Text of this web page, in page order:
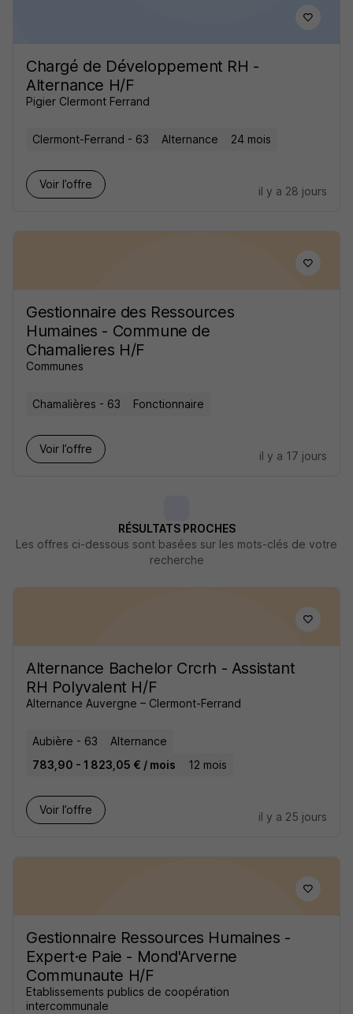
Chargé de Développement RH -
Alternance H/F
Pigier Clermont Ferrand
Clermont-Ferrand - 63 Alternance 24 mois
Voir l’offre
il y a 28 jours
Gestionnaire des Ressources
Humaines - Commune de
Chamalieres H/F
Communes
Chamalières - 63 Fonctionnaire
Voir l’offre
il y a 17 jours
RÉSULTATS PROCHES
Les offres ci-dessous sont basées sur les mots-clés de votre
recherche
Alternance Bachelor Crcrh - Assistant
RH Polyvalent H/F
Alternance Auvergne – Clermont-Ferrand
Aubière - 63
Alternance
783,90 - 1 823,05 € / mois
12 mois
Voir l’offre
il y a 25 jours
Gestionnaire Ressources Humaines -
Expert·e Paie - Mond'Arverne
Communaute H/F
Etablissements publics de coopération
intercommunale